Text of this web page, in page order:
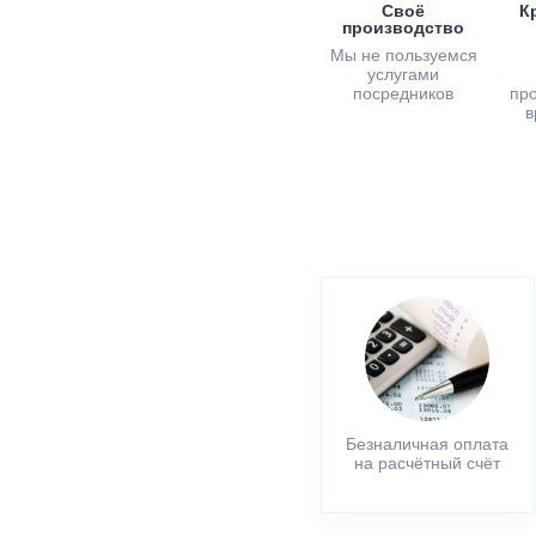
Своё
производство
Мы не пользуемся
услугами
посредников
Безналичная оплата
на расчётный счёт